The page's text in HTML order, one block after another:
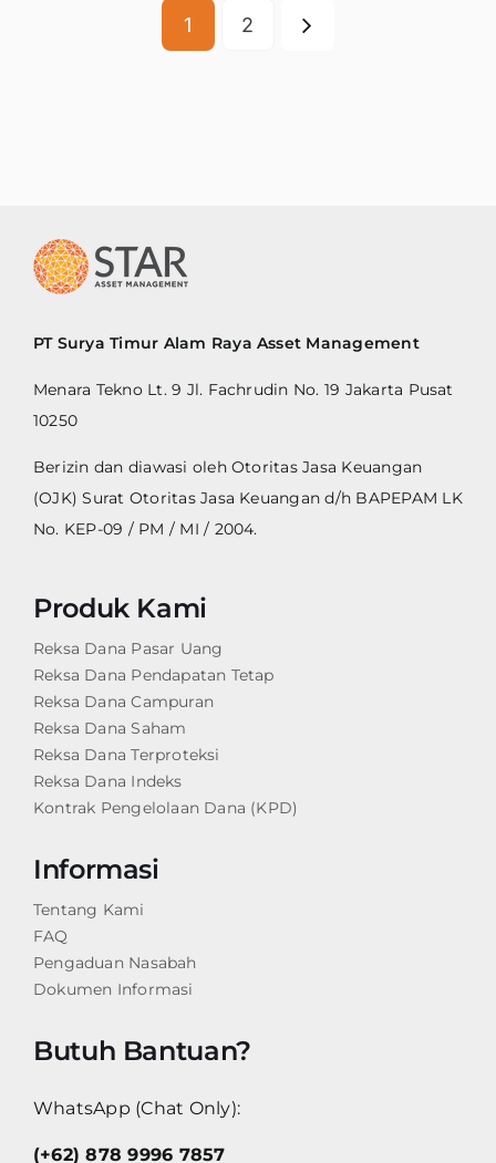
1 2
PT Surya Timur Alam Raya Asset Management
Menara Tekno Lt. 9 Jl. Fachrudin No. 19 Jakarta Pusat
10250
Berizin dan diawasi oleh Otoritas Jasa Keuangan
(OJK) Surat Otoritas Jasa Keuangan d/h BAPEPAM LK
No. KEP-09 / PM / MI / 2004.
Produk Kami
Reksa Dana Pasar Uang
Reksa Dana Pendapatan Tetap
Reksa Dana Campuran
Reksa Dana Saham
Reksa Dana Terproteksi
Reksa Dana Indeks
Kontrak Pengelolaan Dana (KPD)
Informasi
Tentang Kami
FAQ
Pengaduan Nasabah
Dokumen Informasi
Butuh Bantuan?
WhatsApp (Chat Only):
(+62) 878 9996 7857